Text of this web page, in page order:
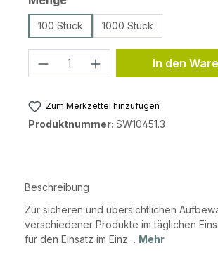
100 Stück 1000 Stück
Produkt Anzahl: Gib
In den
Zum Merkzettel hinzufügen
Produktnummer: SW10451.3
Beschreibung
Zur sicheren und übersichtlichen
verschiedener Produkte im täglichen
für den Einsatz im Einz… Mehr